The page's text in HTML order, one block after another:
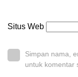
Situs Web
Simpan nama,
untuk komentar